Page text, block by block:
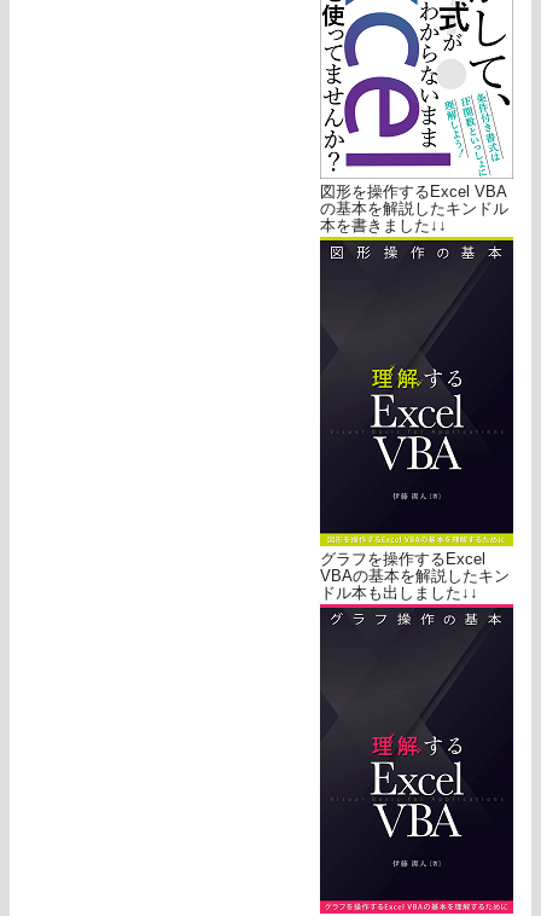
図形を操作するExcel VBA
の基本を解説したキンドル
本を書きました↓↓
グラフを操作するExcel
VBAの基本を解説したキン
ドル本も出しました↓↓